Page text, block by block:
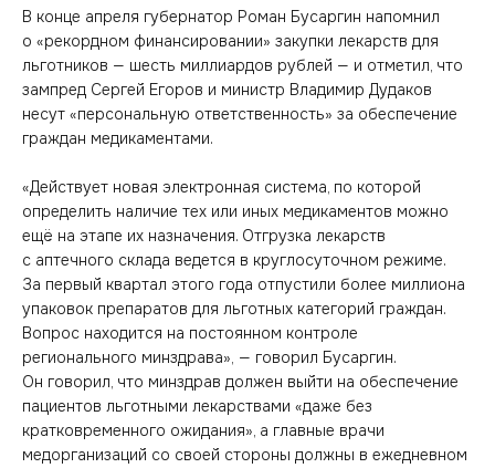
В конце апреля губернатор Роман Бусаргин напомнил
о «рекордном финансировании» закупки лекарств для
льготников — шесть миллиардов рублей — и отметил, что
зампред Сергей Егоров и министр Владимир Дудаков
несут «персональную ответственность» за обеспечение
граждан медикаментами.
«Действует новая электронная система, по которой
определить наличие тех или иных медикаментов можно
ещё на этапе их назначения. Отгрузка лекарств
с аптечного склада ведется в круглосуточном режиме.
За первый квартал этого года отпустили более миллиона
упаковок препаратов для льготных категорий граждан.
Вопрос находится на постоянном контроле
регионального минздрава», — говорил Бусаргин.
Он говорил, что минздрав должен выйти на обеспечение
пациентов льготными лекарствами «даже без
кратковременного ожидания», а главные врачи
медорганизаций со своей стороны должны в ежедневном